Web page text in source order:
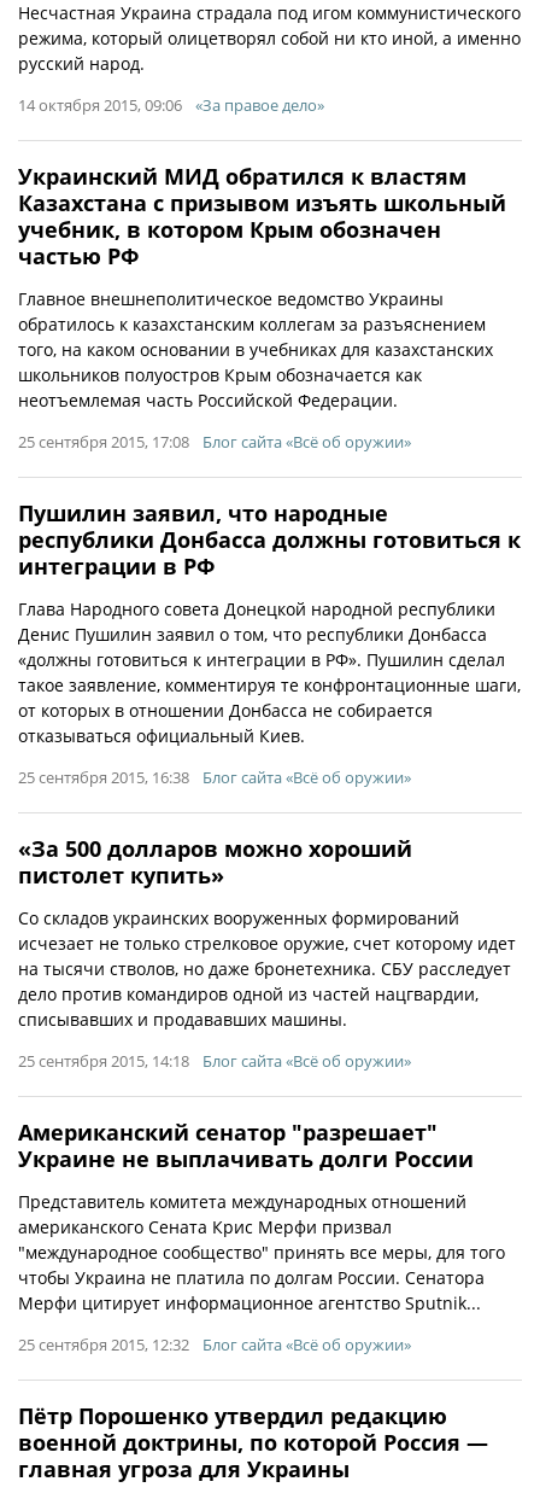
Несчастная Украина страдала под игом коммунистического
режима, который олицетворял собой ни кто иной, а именно
русский народ.
14 октября 2015, 09:06 «За правое дело»
Украинский МИД обратился к властям
Казахстана с призывом изъять школьный
учебник, в котором Крым обозначен
частью РФ
Главное внешнеполитическое ведомство Украины
обратилось к казахстанским коллегам за разъяснением
того, на каком основании в учебниках для казахстанских
школьников полуостров Крым обозначается как
неотъемлемая часть Российской Федерации.
25 сентября 2015, 17:08 Блог сайта «Всё об оружии»
Пушилин заявил, что народные
республики Донбасса должны готовиться к
интеграции в РФ
Глава Народного совета Донецкой народной республики
Денис Пушилин заявил о том, что республики Донбасса
«должны готовиться к интеграции в РФ». Пушилин сделал
такое заявление, комментируя те конфронтационные шаги,
от которых в отношении Донбасса не собирается
отказываться официальный Киев.
25 сентября 2015, 16:38 Блог сайта «Всё об оружии»
«За 500 долларов можно хороший
пистолет купить»
Со складов украинских вооруженных формирований
исчезает не только стрелковое оружие, счет которому идет
на тысячи стволов, но даже бронетехника. СБУ расследует
дело против командиров одной из частей нацгвардии,
списывавших и продававших машины.
25 сентября 2015, 14:18 Блог сайта «Всё об оружии»
Американский сенатор "разрешает"
Украине не выплачивать долги России
Представитель комитета международных отношений
американского Сената Крис Мерфи призвал
"международное сообщество" принять все меры, для того
чтобы Украина не платила по долгам России. Сенатора
Мерфи цитирует информационное агентство Sputnik...
25 сентября 2015, 12:32 Блог сайта «Всё об оружии»
Пётр Порошенко утвердил редакцию
военной доктрины, по которой Россия —
главная угроза для Украины